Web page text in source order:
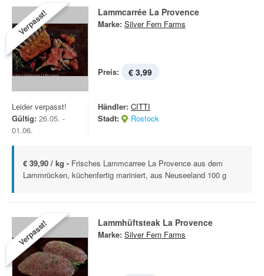
Verpasst! Lammcarrée La Provence
Marke: Silver Fern Farms
Preis: € 3,99
Leider verpasst!
Gültig: 26.05. -
01.06.
Händler: CITTI
Stadt:
Rostock
€ 39,90 / kg - Frisches Lammcarree La Provence aus dem
Lammrücken, küchenfertig mariniert, aus Neuseeland 100 g
Verpasst! Lammhüftsteak La Provence
Marke: Silver Fern Farms